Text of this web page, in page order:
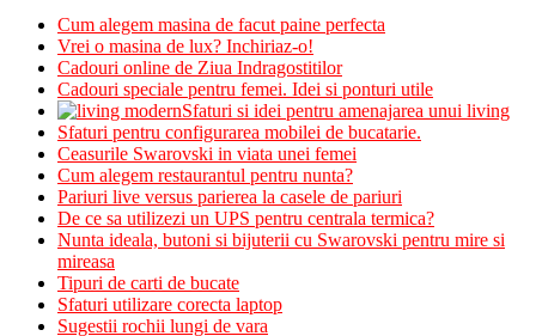
Cum alegem masina de facut paine perfecta
Vrei o masina de lux? Inchiriaz-o!
Cadouri online de Ziua Indragostitilor
Cadouri speciale pentru femei. Idei si ponturi utile
Sfaturi si idei pentru amenajarea unui living
Sfaturi pentru configurarea mobilei de bucatarie.
Ceasurile Swarovski in viata unei femei
Cum alegem restaurantul pentru nunta?
Pariuri live versus parierea la casele de pariuri
De ce sa utilizezi un UPS pentru centrala termica?
Nunta ideala, butoni si bijuterii cu Swarovski pentru mire si
mireasa
Tipuri de carti de bucate
Sfaturi utilizare corecta laptop
Sugestii rochii lungi de vara